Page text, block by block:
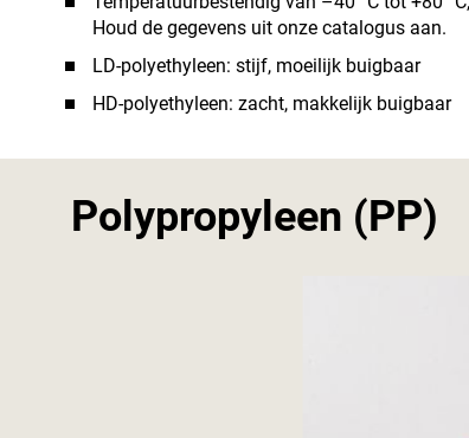
Houd de gegevens uit onze catalogus aan.
LD-polyethyleen: stijf, moeilijk buigbaar
HD-polyethyleen: zacht, makkelijk buigbaar
Polypropyleen (PP)